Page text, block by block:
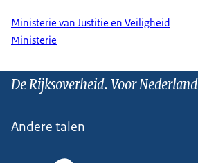
Ministerie van Justitie en Veiligheid
Ministerie
De Rijksoverheid. Voor Nederland
Andere talen